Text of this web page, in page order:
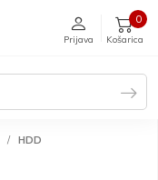
Prijava Košarica
0
HDD